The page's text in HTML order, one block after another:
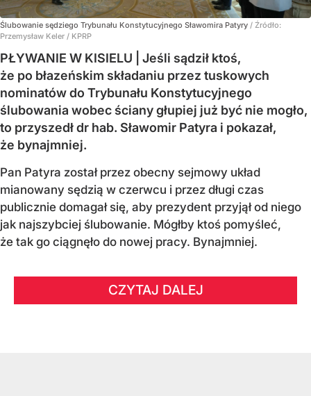
Ślubowanie sędziego Trybunału Konstytucyjnego Sławomira Patyry / Źródło:
Przemysław Keler / KPRP
PŁYWANIE W KISIELU | Jeśli sądził ktoś,
że po błazeńskim składaniu przez tuskowych
nominatów do Trybunału Konstytucyjnego
ślubowania wobec ściany głupiej już być nie mogło,
to przyszedł dr hab. Sławomir Patyra i pokazał,
że bynajmniej.
Pan Patyra został przez obecny sejmowy układ
mianowany sędzią w czerwcu i przez długi czas
publicznie domagał się, aby prezydent przyjął od niego
jak najszybciej ślubowanie. Mógłby ktoś pomyśleć,
że tak go ciągnęło do nowej pracy. Bynajmniej.
CZYTAJ DALEJ